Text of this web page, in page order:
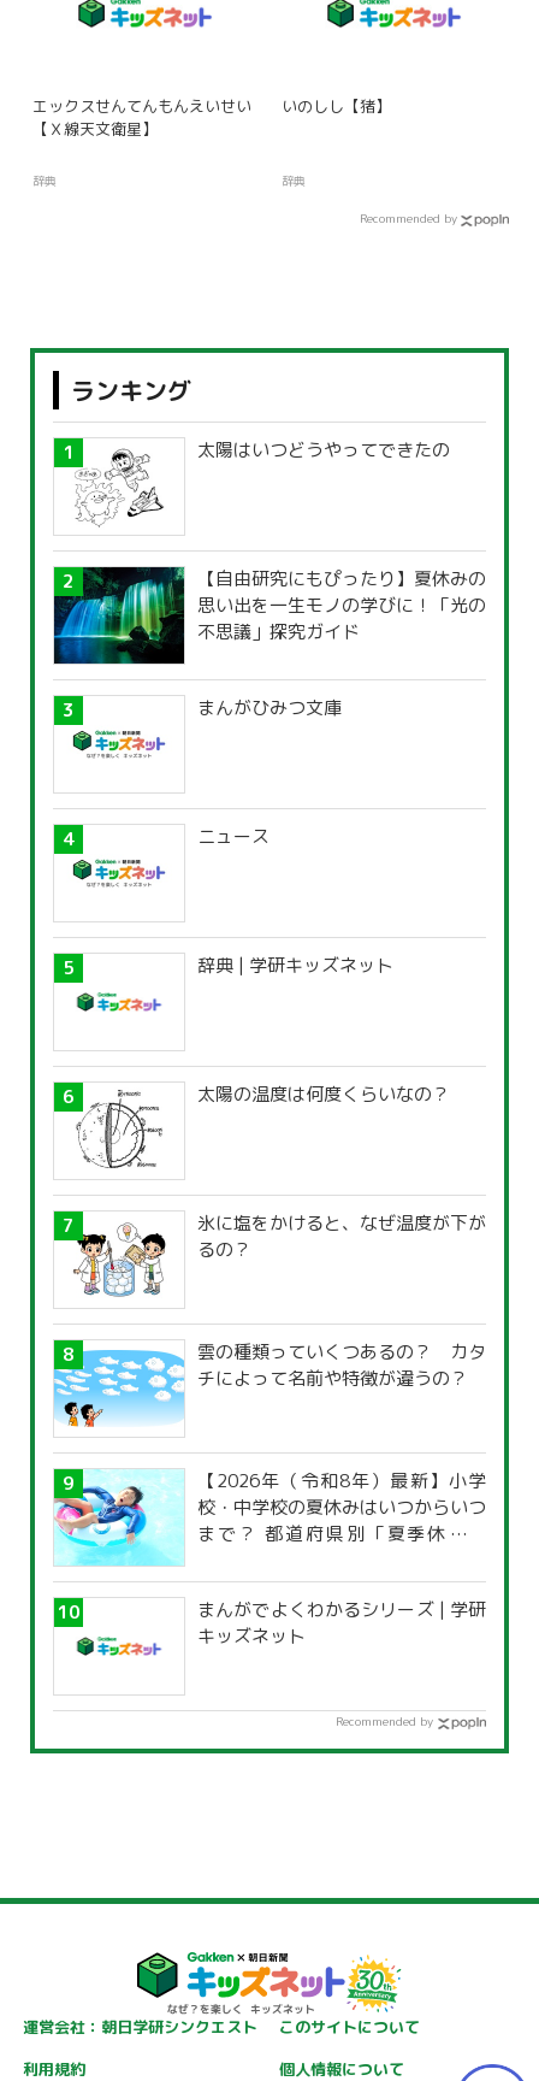
エックスせんてんもんえいせい
【Ｘ線天文衛星】
辞典
いのしし【猪】
辞典
Recommended by
ランキング
太陽はいつどうやってできたの
【自由研究にもぴったり】夏休みの
思い出を一生モノの学びに！「光の
不思議」探究ガイド
まんがひみつ文庫
ニュース
辞典 | 学研キッズネット
太陽の温度は何度くらいなの？
氷に塩をかけると、なぜ温度が下が
るの？
雲の種類っていくつあるの？ カタ
チによって名前や特徴が違うの？
【2026年（令和8年）最新】小学
校・中学校の夏休みはいつからいつ
まで？ 都道府県別「夏季休暇一
まんがでよくわかるシリーズ | 学研
キッズネット
Recommended by
運営会社：朝日学研シンクエスト
このサイトについて
利用規約
個人情報について